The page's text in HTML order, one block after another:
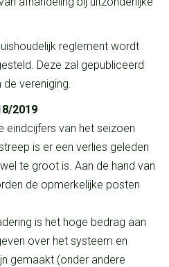
reglement wordt
Deze zal gepubliceerd
vereniging.
2019
eindcijfers van het seizoen
is er een verlies geleden
te groot is. Aan de hand van
de opmerkelijke posten
is het hoge bedrag aan
over het systeem en
gemaakt (onder andere